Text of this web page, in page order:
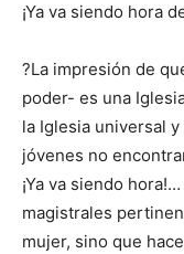
¡Ya va siendo hora
?La impresión de
poder- es una
la Iglesia universal
jóvenes no
¡Ya va siendo
magistrales
mujer, sino que